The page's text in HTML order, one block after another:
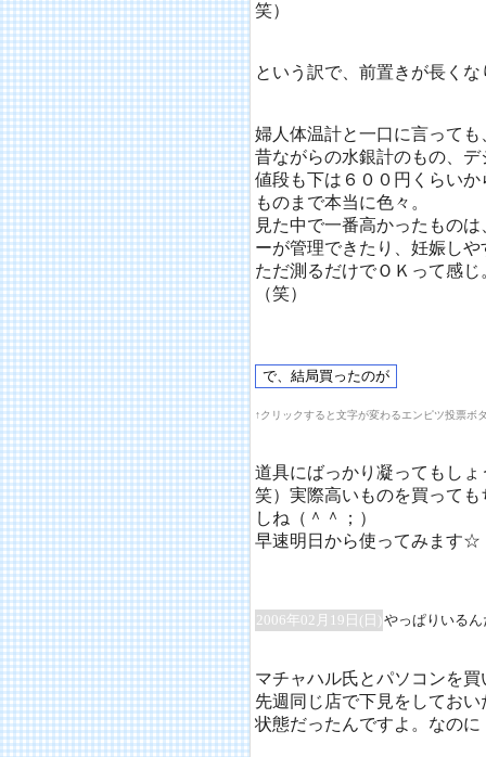
笑）
という訳で、前置きが長く
婦人体温計と一口に言って
昔ながらの水銀計のもの、
値段も下は６００円くらい
ものまで本当に色々。
見た中で一番高かったもの
ーが管理できたり、妊娠し
ただ測るだけでＯＫって感
（笑）
↑クリックすると文字が変わるエンピツ投票ボ
道具にばっかり凝ってもし
笑）実際高いものを買って
しね（＾＾；）
早速明日から使ってみます☆
2006年02月19日(日)やっぱりいるん
マチャハル氏とパソコンを
先週同じ店で下見をしてお
状態だったんですよ。なのに